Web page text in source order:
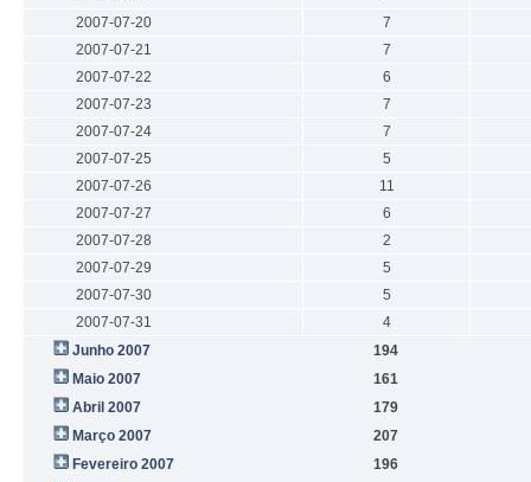
2007-07-20
7
2007-07-21
7
2007-07-22
6
2007-07-23
7
2007-07-24
7
2007-07-25
5
2007-07-26
11
2007-07-27
6
2007-07-28
2
2007-07-29
5
2007-07-30
5
2007-07-31
4
Junho 2007
194
Maio 2007
161
Abril 2007
179
Março 2007
207
Fevereiro 2007
196